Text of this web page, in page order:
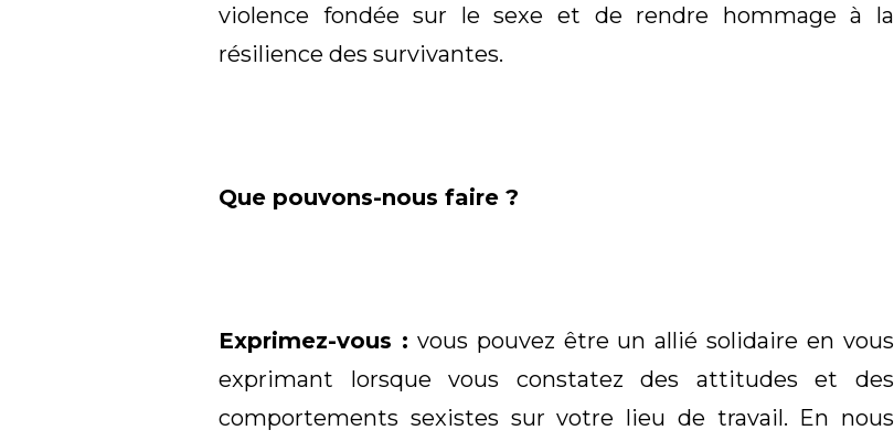
violence fondée sur le sexe et de rendre hommage à la
résilience des survivantes.
Que pouvons-nous faire ?
Exprimez-vous : vous pouvez être un allié solidaire en vous
exprimant lorsque vous constatez des attitudes et des
comportements sexistes sur votre lieu de travail. En nous